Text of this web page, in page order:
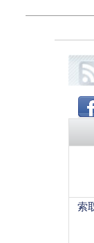
索